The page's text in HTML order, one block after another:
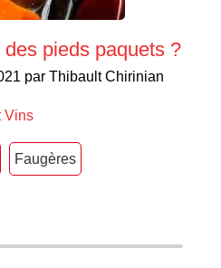
pieds paquets ?
par Thibault Chirinian
Vins
Faugères